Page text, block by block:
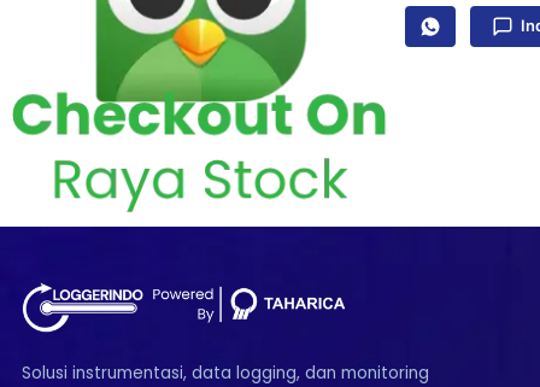
Solusi instrumentasi, data logging, dan monitoring